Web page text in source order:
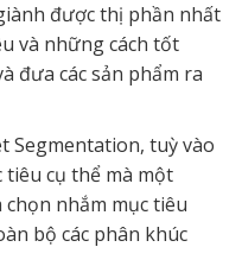
được thị phần nhất
và những cách tốt
đưa các sản phẩm ra
Segmentation, tuỳ vào
cụ thể mà một
nhắm mục tiêu
bộ các phân khúc